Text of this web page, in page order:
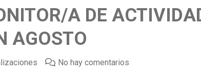
A DE
AGOSTO
No hay comentarios